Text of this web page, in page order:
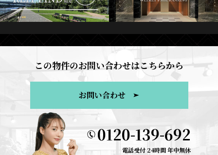
この物件のお問い合わせはこちらから
お問い合わせ
0120-139-692
電話受付 24時間 年中無休